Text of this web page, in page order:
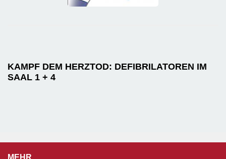
KAMPF DEM HERZTOD: DEFIBRILATOREN IM
SAAL 1 + 4
MEHR